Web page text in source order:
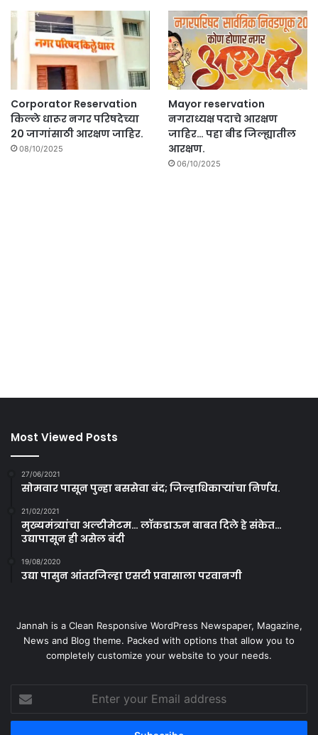
Corporator Reservation
किल्ले धारूर नगर परिषदेच्या
20 जागांसाठी आरक्षण जाहिर.
08/10/2025
Mayor reservation
नगराध्यक्ष पदाचे आरक्षण
जाहिर… पहा बीड जिल्ह्यातील
आरक्षण.
06/10/2025
Most Viewed Posts
27/06/2021
सोमवार पासून पुन्हा बससेवा बंद; जिल्हाधिकाऱ्यांचा निर्णय.
21/02/2021
मुख्यमंत्र्यांचा अल्टीमेटम… लॉकडाऊन बाबत दिले हे संकेत…
उद्यापासून ही असेल बंदी
19/08/2020
उद्या पासुन आंतरजिल्हा एसटी प्रवासाला परवानगी
Jannah is a Clean Responsive WordPress Newspaper, Magazine,
News and Blog theme. Packed with options that allow you to
completely customize your website to your needs.
Enter
your
Email